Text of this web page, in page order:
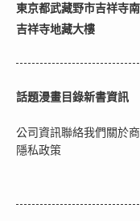
東京都武藏野市吉祥寺
吉祥寺地藏大樓
話題漫畫目錄新書資訊
公司資訊聯絡我們關於
隱私政策